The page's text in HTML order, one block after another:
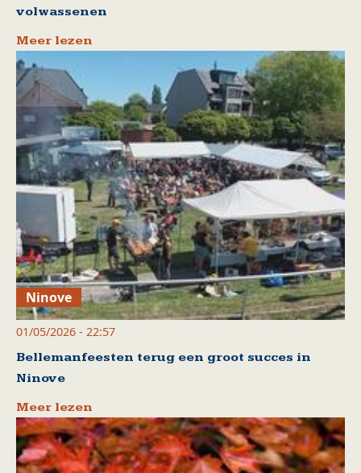
volwassenen
Meer lezen
Ninove
01/05/2026 - 22:57
Bellemanfeesten terug een groot succes in
Ninove
Meer lezen